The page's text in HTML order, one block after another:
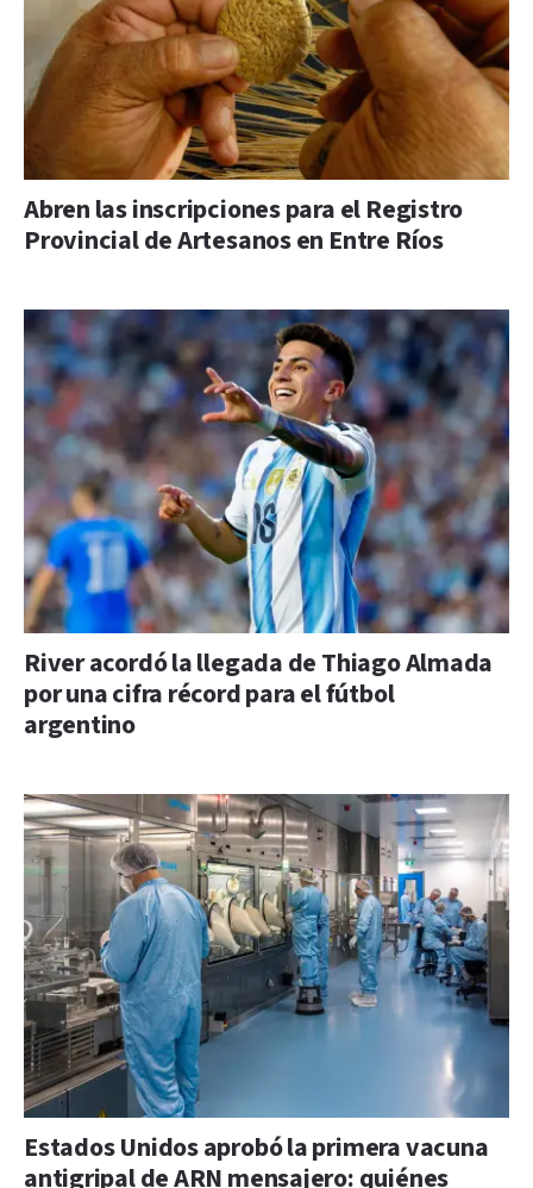
Abren las inscripciones para el Registro
Provincial de Artesanos en Entre Ríos
River acordó la llegada de Thiago Almada
por una cifra récord para el fútbol
argentino
Estados Unidos aprobó la primera vacuna
antigripal de ARN mensajero: quiénes